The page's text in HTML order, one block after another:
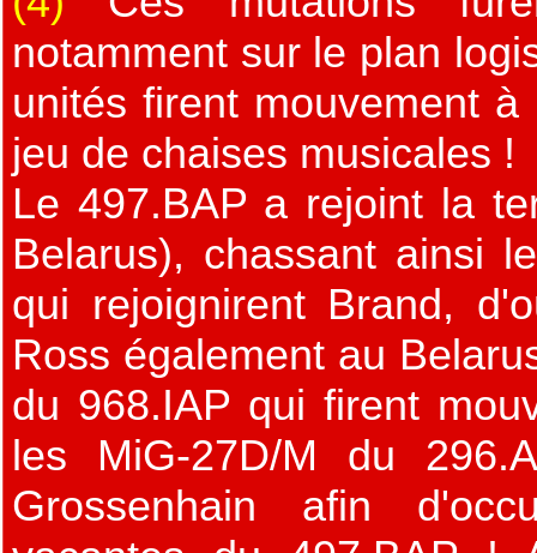
notamment sur le plan
unités firent mouvement
jeu de chaises musicales !
Le 497.BAP a rejoint la
Belarus), chassant ainsi
qui rejoignirent Brand,
Ross également au
du 968.IAP qui firent
les MiG-27D/M du
Grossenhain afin